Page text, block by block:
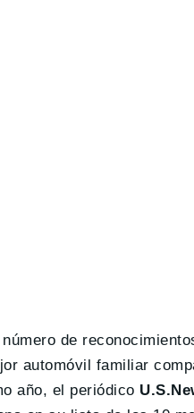
de
automóvil familiar
año, el periódico